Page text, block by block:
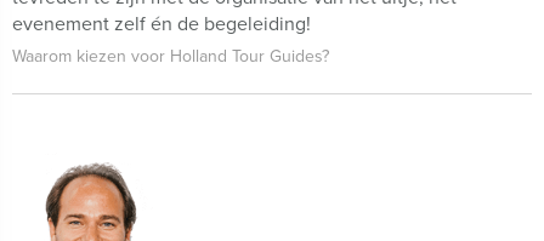
evenement zelf én de begeleiding!
Waarom kiezen voor Holland Tour Guides?